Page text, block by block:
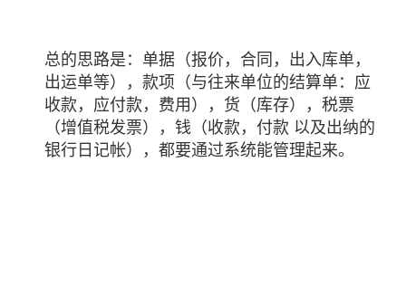
总的思路是：单据（报价，合同，出入库单，
出运单等），款项（与往来单位的结算单：应
收款，应付款，费用），货（库存），税票
（增值税发票），钱（收款，付款 以及出纳的
银行日记帐），都要通过系统能管理起来。